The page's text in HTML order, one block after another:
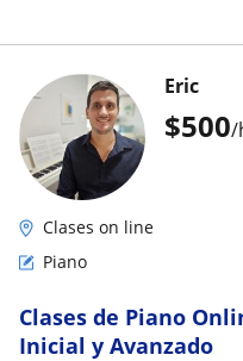
$500/
Eric
Clases on line
Piano
Clases de Piano
Inicial y Avanzado